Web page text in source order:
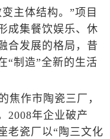
主体结构。”项目
成集餐饮娱乐、休
合发展的格局，昔
“制造”全新的生活
作市陶瓷三厂，
2008年企业破产
老瓷厂以“陶三文化